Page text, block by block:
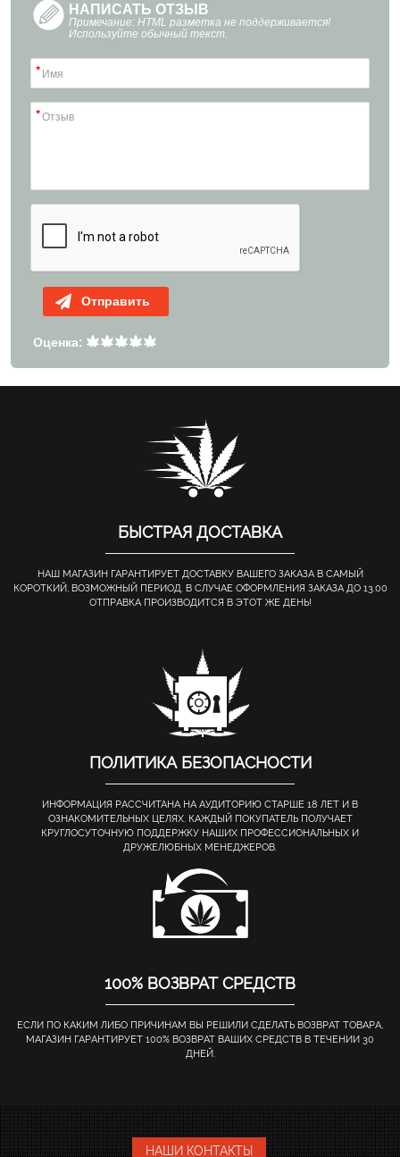
НАПИСАТЬ ОТЗЫВ
Примечание: HTML разметка не поддерживается!
Используйте обычный текст.
Отправить
Оценка:
БЫСТРАЯ ДОСТАВКА
НАШ МАГАЗИН ГАРАНТИРУЕТ ДОСТАВКУ ВАШЕГО ЗАКАЗА В САМЫЙ
КОРОТКИЙ, ВОЗМОЖНЫЙ ПЕРИОД. В СЛУЧАЕ ОФОРМЛЕНИЯ ЗАКАЗА ДО 13.00
ОТПРАВКА ПРОИЗВОДИТСЯ В ЭТОТ ЖЕ ДЕНЬ!
ПОЛИТИКА БЕЗОПАСНОСТИ
ИНФОРМАЦИЯ РАССЧИТАНА НА АУДИТОРИЮ СТАРШЕ 18 ЛЕТ И В
ОЗНАКОМИТЕЛЬНЫХ ЦЕЛЯХ. КАЖДЫЙ ПОКУПАТЕЛЬ ПОЛУЧАЕТ
КРУГЛОСУТОЧНУЮ ПОДДЕРЖКУ НАШИХ ПРОФЕССИОНАЛЬНЫХ И
ДРУЖЕЛЮБНЫХ МЕНЕДЖЕРОВ.
100% ВОЗВРАТ СРЕДСТВ
ЕСЛИ ПО КАКИМ ЛИБО ПРИЧИНАМ ВЫ РЕШИЛИ СДЕЛАТЬ ВОЗВРАТ ТОВАРА,
МАГАЗИН ГАРАНТИРУЕТ 100% ВОЗВРАТ ВАШИХ СРЕДСТВ В ТЕЧЕНИИ 30
ДНЕЙ.
НАШИ КОНТАКТЫ